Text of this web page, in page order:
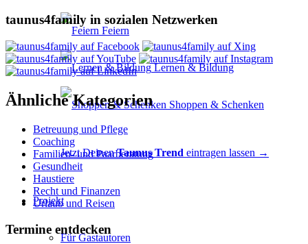
Feiern
Lernen & Bildung
Shoppen & Schenken
Jetzt DeinenTaunus Trend eintragen lassen →
Projekt
Für Gastautoren
taunus4family in sozialen Netzwerken
Ähnliche Kategorien
Betreuung und Pflege
Coaching
Familien- und Paarberatung
Gesundheit
Haustiere
Recht und Finanzen
Urlaub und Reisen
Termine entdecken